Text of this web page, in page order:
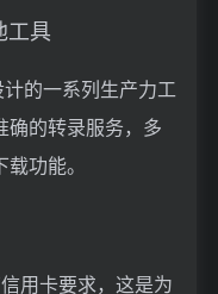
工具
的一系列生产力工
确的转录服务，多
功能。
用卡要求，这是为